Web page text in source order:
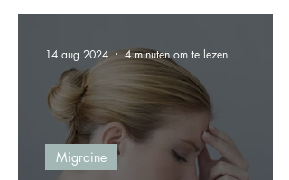
Migraine
14 aug 2024 4 minuten om te lezen